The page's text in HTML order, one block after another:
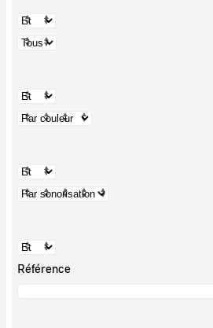
Référence